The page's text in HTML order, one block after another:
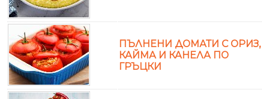
ПЪЛНЕНИ ДОМАТИ С ОРИЗ,
КАЙМА И КАНЕЛА ПО
ГРЪЦКИ